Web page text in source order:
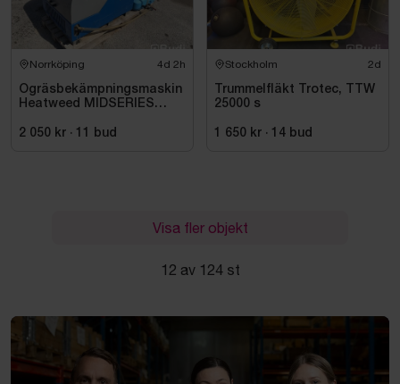
Norrköping 4d 2h
Ogräsbekämpningsmaskin
Heatweed MIDSERIES
2 050 kr · 11 bud
Stockholm 2d
Trummelfläkt Trotec, TTW
25000 s
1 650 kr · 14 bud
Visa fler objekt
12 av 124 st